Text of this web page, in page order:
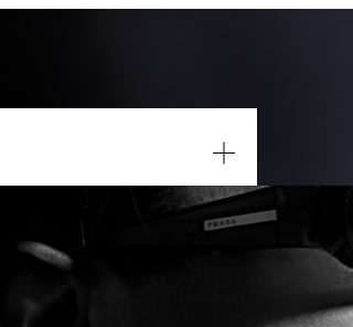
#women
/
Fermer